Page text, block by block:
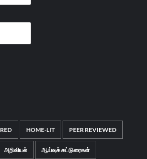
HOME-LIT PEER REVIEWED
அறிவியல் ஆய்வுக் கட்டுரைகள்